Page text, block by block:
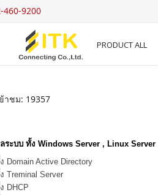
460-9200
PRODUCT ALL
Hot Search
าชม: 19357
ะบบ ทั้ง Windows Server , Linux Server
Domain Active Directory
Treminal Server
DHCP